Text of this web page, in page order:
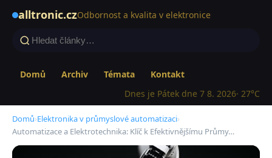
alltronic.czOdbornost a kvalita v elektronice
Domů Archiv Témata
Kontakt
Dnes je Pátek dne 7 8. 2026· 27°C
Domů›Elektronika v průmyslové automatizaci›
Automatizace a Elektrotechnika: Klíč k Efektivnějšímu Průmy…